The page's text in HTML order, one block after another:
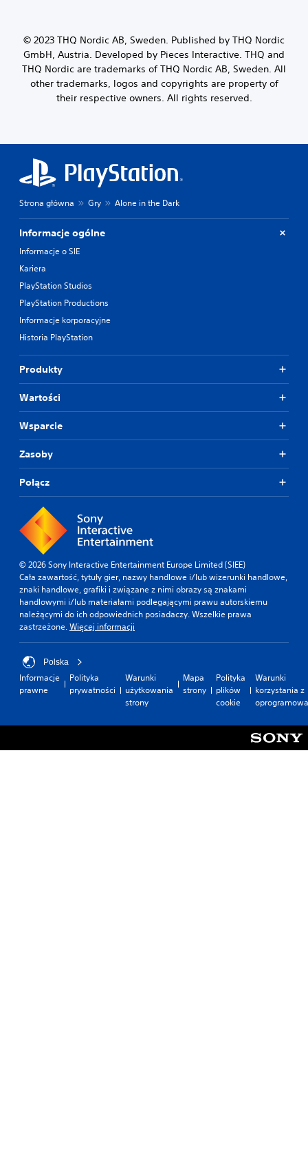
© 2023 THQ Nordic AB, Sweden. Published by THQ Nordic
GmbH, Austria. Developed by Pieces Interactive. THQ and
THQ Nordic are trademarks of THQ Nordic AB, Sweden. All
other trademarks, logos and copyrights are property of
their respective owners. All rights reserved.
Strona główna Gry Alone in the Dark
Informacje ogólne
Informacje o SIE
Kariera
PlayStation Studios
PlayStation Productions
Informacje korporacyjne
Historia PlayStation
Produkty
Wartości
Wsparcie
Zasoby
Połącz
© 2026 Sony Interactive Entertainment Europe Limited (SIEE)
Cała zawartość, tytuły gier, nazwy handlowe i/lub wizerunki handlowe,
znaki handlowe, grafiki i związane z nimi obrazy są znakami
handlowymi i/lub materiałami podlegającymi prawu autorskiemu
należącymi do ich odpowiednich posiadaczy. Wszelkie prawa
zastrzeżone.Więcej informacji
Polska
Informacje
prawne
Polityka
prywatności
Warunki
użytkowania
strony
Mapa
strony
Polityka
plików
cookie
Warunki
korzystania z